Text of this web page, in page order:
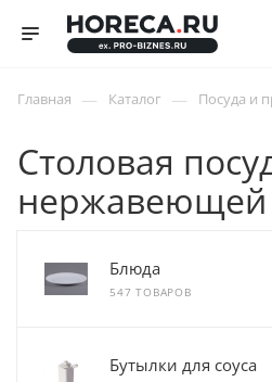
Главная — Каталог — Посуда и
Столовая
нержавеющей
Блюда
547 ТОВАРОВ
Бутылки для соуса